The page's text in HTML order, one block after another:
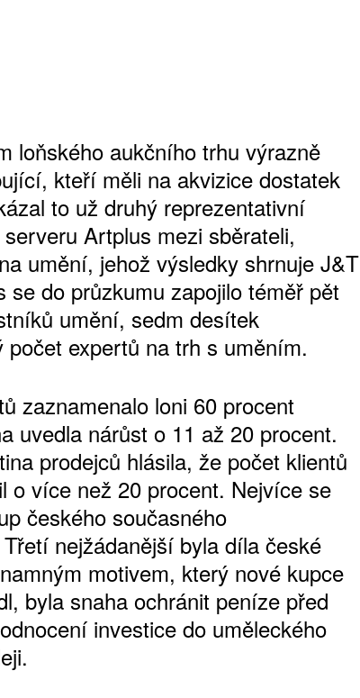
loňského aukčního trhu výrazně
kteří měli na akvizice dostatek
to už druhý reprezentativní
Artplus mezi sběrateli,
umění, jehož výsledky shrnuje J&T
do průzkumu zapojilo téměř pět
umění, sedm desítek
expertů na trh s uměním.
zaznamenalo loni 60 procent
uvedla nárůst o 11 až 20 procent.
prodejců hlásila, že počet klientů
o více než 20 procent. Nejvíce se
českého současného
nejžádanější byla díla české
motivem, který nové kupce
byla snaha ochránit peníze před
investice do uměleckého